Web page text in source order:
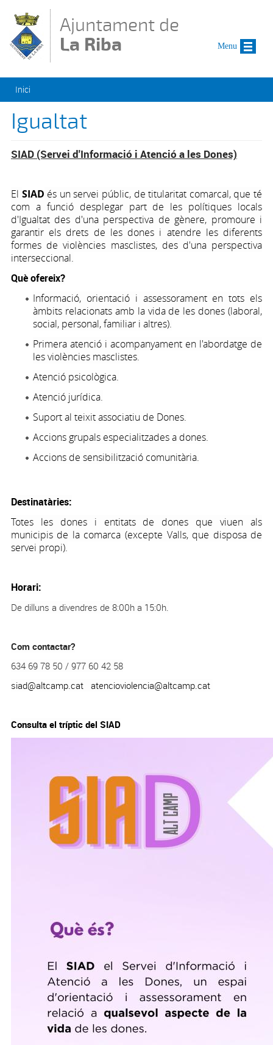
Ajuntament de
La Riba
Esteu aquí
Inici
Igualtat
SIAD (Servei d'Informació i Atenció a les Dones)
El SIAD és un servei públic, de titularitat comarcal, que té
com a funció desplegar part de les polítiques locals
d'Igualtat des d'una perspectiva de gènere, promoure i
garantir els drets de les dones i atendre les diferents
formes de violències masclistes, des d'una perspectiva
interseccional.
Què ofereix?
Informació, orientació i assessorament en tots els
àmbits relacionats amb la vida de les dones (laboral,
social, personal, familiar i altres).
Primera atenció i acompanyament en l'abordatge de
les violències masclistes.
Atenció psicològica.
Atenció jurídica.
Suport al teixit associatiu de Dones.
Accions grupals especialitzades a dones.
Accions de sensibilització comunitària.
Destinatàries:
Totes les dones i entitats de dones que viuen als
municipis de la comarca (excepte Valls, que disposa de
servei propi).
Horari:
De dilluns a divendres de 8:00h a 15:0h.
Com contactar?
634 69 78 50 / 977 60 42 58
siad@altcamp.cat
atencioviolencia@altcamp.cat
Consulta el tríptic del SIAD
Menu